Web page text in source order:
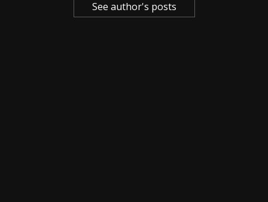
See author's posts